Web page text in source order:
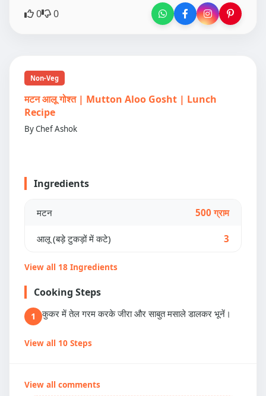
0 0
Non-Veg
मटन आलू गोश्त | Mutton Aloo Gosht | Lunch
Recipe
By Chef Ashok
Ingredients
मटन 500 ग्राम
आलू (बड़े टुकड़ों में कटे) 3
View all 18 Ingredients
Cooking Steps
1 कुकर में तेल गरम करके जीरा और साबुत मसाले डालकर भूनें।
View all 10 Steps
View all comments